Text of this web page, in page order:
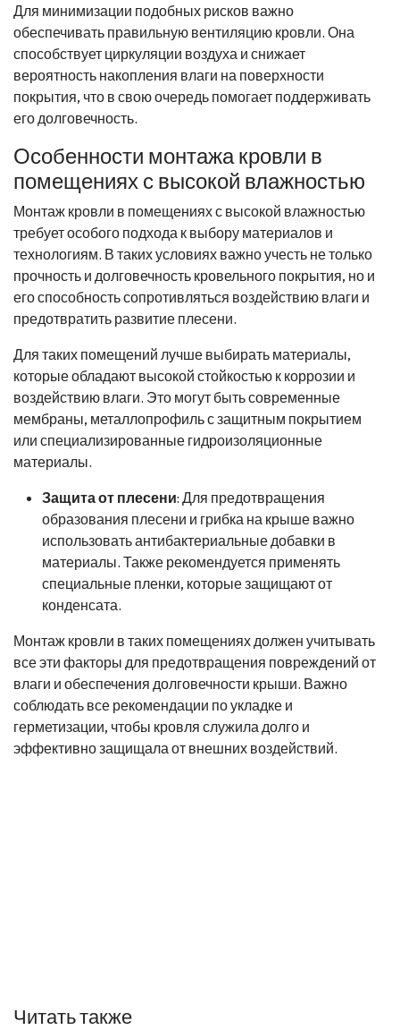
Для минимизации подобных рисков важно
обеспечивать правильную вентиляцию кровли. Она
способствует циркуляции воздуха и снижает
вероятность накопления влаги на поверхности
покрытия, что в свою очередь помогает поддерживать
его долговечность.
Особенности монтажа кровли в
помещениях с высокой влажностью
Монтаж кровли в помещениях с высокой влажностью
требует особого подхода к выбору материалов и
технологиям. В таких условиях важно учесть не только
прочность и долговечность кровельного покрытия, но и
его способность сопротивляться воздействию влаги и
предотвратить развитие плесени.
Для таких помещений лучше выбирать материалы,
которые обладают высокой стойкостью к коррозии и
воздействию влаги. Это могут быть современные
мембраны, металлопрофиль с защитным покрытием
или специализированные гидроизоляционные
материалы.
Защита от плесени: Для предотвращения
образования плесени и грибка на крыше важно
использовать антибактериальные добавки в
материалы. Также рекомендуется применять
специальные пленки, которые защищают от
конденсата.
Монтаж кровли в таких помещениях должен учитывать
все эти факторы для предотвращения повреждений от
влаги и обеспечения долговечности крыши. Важно
соблюдать все рекомендации по укладке и
герметизации, чтобы кровля служила долго и
эффективно защищала от внешних воздействий.
Читать также